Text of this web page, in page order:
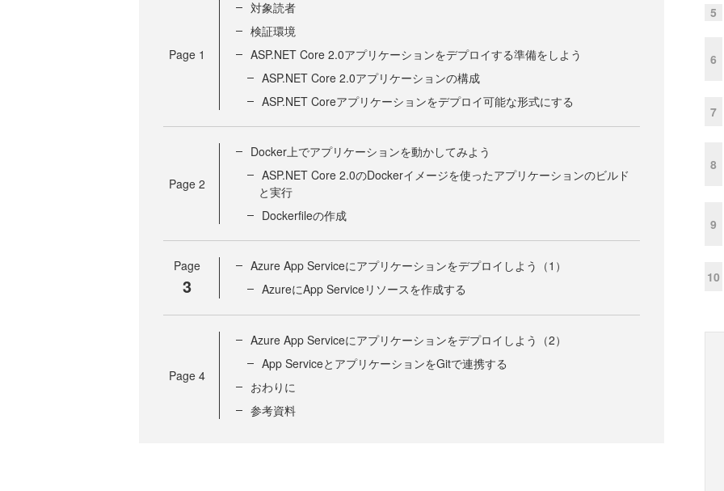
Page 1
対象読者
検証環境
ASP.NET Core 2.0アプリケーションをデプロイする準備をしよう
ASP.NET Core 2.0アプリケーションの構成
ASP.NET Coreアプリケーションをデプロイ可能な形式にする
Page 2
Docker上でアプリケーションを動かしてみよう
ASP.NET Core 2.0のDockerイメージを使ったアプリケーションのビルド
と実行
Dockerfileの作成
Page
3
Azure App Serviceにアプリケーションをデプロイしよう（1）
AzureにApp Serviceリソースを作成する
Page 4
Azure App Serviceにアプリケーションをデプロイしよう（2）
App ServiceとアプリケーションをGitで連携する
おわりに
参考資料
5
6
7
8
9
10